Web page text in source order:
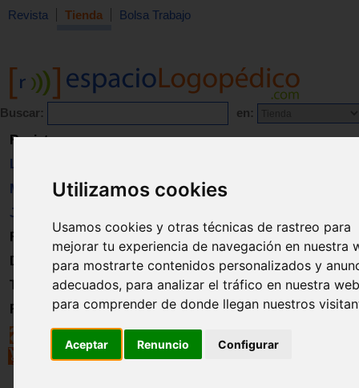
Utilizamos cookies
Usamos cookies y otras técnicas de rastreo para
mejorar tu experiencia de navegación en nuestra
para mostrarte contenidos personalizados y
adecuados, para analizar el tráfico en nuestra
para comprender de donde llegan nuestros
Aceptar Renuncio Configurar
Revista Tienda Bolsa Trabajo
Buscar: en:
Revista
Libros
Material
Juguetes
Formación
Directorio
Trabajo
Registro